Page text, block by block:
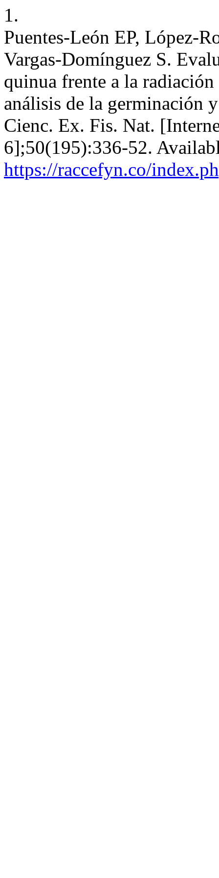
1.
Puentes-León EP, López-
Vargas-Domínguez S.
quinua frente a la
análisis de la germinación
Cienc. Ex. Fis. Nat.
6];50(195):336-52.
https://raccefyn.co/